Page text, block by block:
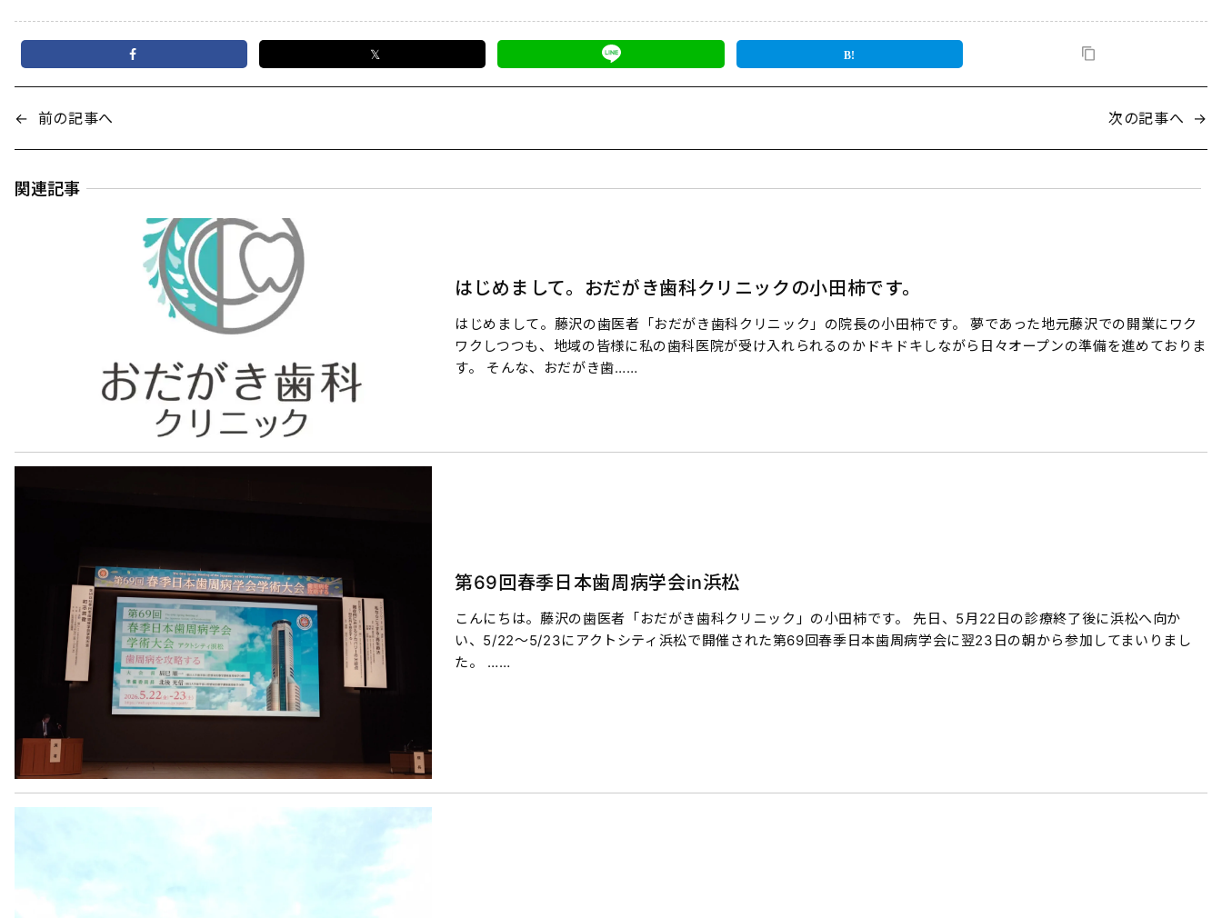
𝕏
← 前の記事へ 次の記事へ →
関連記事
はじめまして。おだがき歯科クリニックの小田柿です。
はじめまして。藤沢の歯医者「おだがき歯科クリニック」の院長の小田柿です。 夢であった地元藤沢での開業にワク
ワクしつつも、地域の皆様に私の歯科医院が受け入れられるのかドキドキしながら日々オープンの準備を進めておりま
す。 そんな、おだがき歯……
第69回春季日本歯周病学会in浜松
こんにちは。藤沢の歯医者「おだがき歯科クリニック」の小田柿です。 先日、5月22日の診療終了後に浜松へ向か
い、5/22〜5/23にアクトシティ浜松で開催された第69回春季日本歯周病学会に翌23日の朝から参加してまいりまし
た。 ……